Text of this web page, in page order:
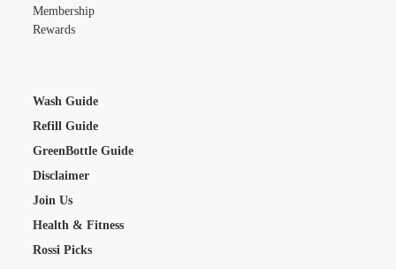
Membership
Rewards
Wash Guide
Refill Guide
GreenBottle Guide
Disclaimer
Join Us
Health & Fitness
Rossi Picks